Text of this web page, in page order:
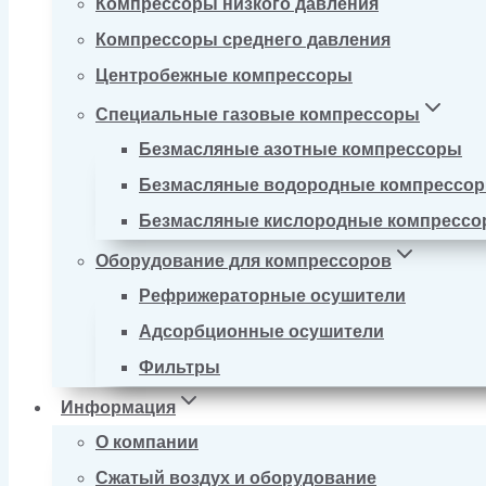
Компрессоры низкого давления
Компрессоры среднего давления
Центробежные компрессоры
Специальные газовые компрессоры
Безмасляные азотные компрессоры
Безмасляные водородные
Безмасляные кислородные
Оборудование для компрессоров
Рефрижераторные осушители
Адсорбционные осушители
Фильтры
Информация
О компании
Сжатый воздух и оборудование